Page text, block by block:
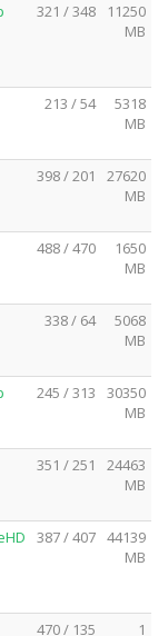
321 / 348
11250
MB
213 / 54
5318
MB
398 / 201
27620
MB
488 / 470
1650
MB
338 / 64
5068
MB
245 / 313
30350
MB
351 / 251
24463
MB
387 / 407 44139
MB
470 / 135 1